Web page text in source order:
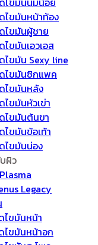
ไขมันหน้าท้อง
ไขมันผู้ชาย
ไขมันเอวเอส
ไขมัน Sexy line
ไขมันซิกแพค
ไขมันหลัง
ไขมันหัวเข่า
ไขมันต้นขา
ไขมันข้อเท้า
ไขมันน่อง
ผิว
Legacy
ไขมันหน้า
ไขมันหน้าอก